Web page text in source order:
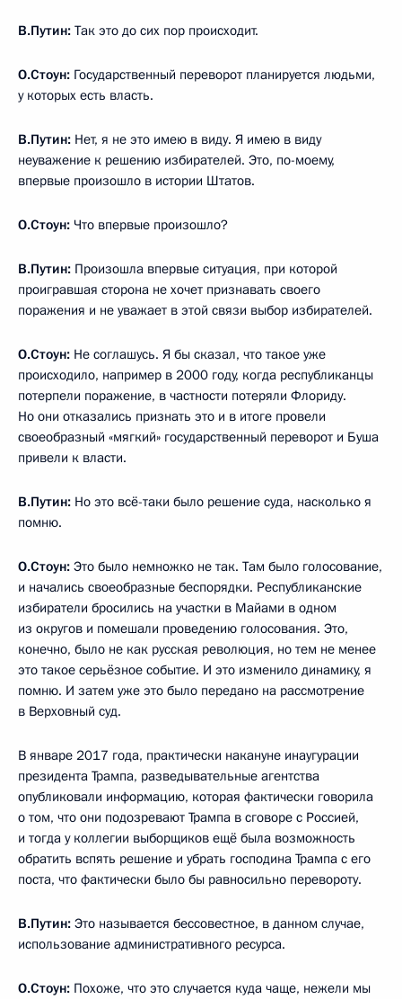
В.Путин: Так это до сих пор происходит.
О.Стоун: Государственный переворот планируется людьми,
у которых есть власть.
В.Путин: Нет, я не это имею в виду. Я имею в виду
неуважение к решению избирателей. Это, по-моему,
впервые произошло в истории Штатов.
О.Стоун: Что впервые произошло?
В.Путин: Произошла впервые ситуация, при которой
проигравшая сторона не хочет признавать своего
поражения и не уважает в этой связи выбор избирателей.
О.Стоун: Не соглашусь. Я бы сказал, что такое уже
происходило, например в 2000 году, когда республиканцы
потерпели поражение, в частности потеряли Флориду.
Но они отказались признать это и в итоге провели
своеобразный «мягкий» государственный переворот и Буша
привели к власти.
В.Путин: Но это всё-таки было решение суда, насколько я
помню.
О.Стоун: Это было немножко не так. Там было голосование,
и начались своеобразные беспорядки. Республиканские
избиратели бросились на участки в Майами в одном
из округов и помешали проведению голосования. Это,
конечно, было не как русская революция, но тем не менее
это такое серьёзное событие. И это изменило динамику, я
помню. И затем уже это было передано на рассмотрение
в Верховный суд.
В январе 2017 года, практически накануне инаугурации
президента Трампа, разведывательные агентства
опубликовали информацию, которая фактически говорила
о том, что они подозревают Трампа в сговоре с Россией,
и тогда у коллегии выборщиков ещё была возможность
обратить вспять решение и убрать господина Трампа с его
поста, что фактически было бы равносильно перевороту.
В.Путин: Это называется бессовестное, в данном случае,
использование административного ресурса.
О.Стоун: Похоже, что это случается куда чаще, нежели мы